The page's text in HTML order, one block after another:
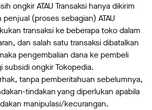
ongkir ATAU Transaksi hanya dikirim
(proses sebagian) ATAU
transaksi ke beberapa toko dalam
dan salah satu transaksi dibatalkan
pengembalian dana ke pembeli
subsidi ongkir Tokopedia.
tanpa pemberitahuan sebelumnya,
tindakan yang diperlukan apabila
manipulasi/kecurangan.